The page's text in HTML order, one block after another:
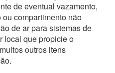
de eventual vazamento,
compartimento não
de ar para sistemas de
local que propicie o
outros itens